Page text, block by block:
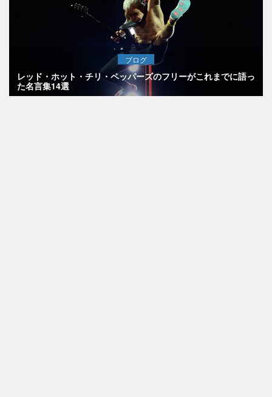
ブログ
レッド・ホット・チリ・ペッパーズのフリーがこれまでに語っ
た名言集14選